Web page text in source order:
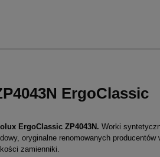
ErgoClassic
ErgoClassic ZP4043N . Worki
oryginalne renomowanych
zamienniki.